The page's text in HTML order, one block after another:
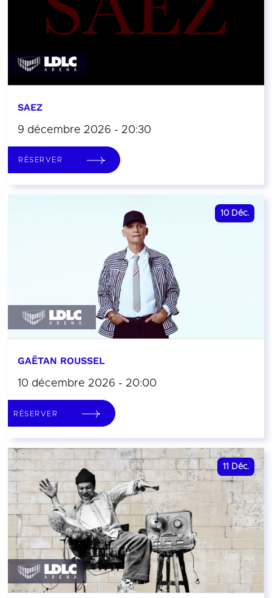
SAEZ
9 décembre 2026 - 20:30
RÉSERVER
10 Déc.
GAËTAN ROUSSEL
10 décembre 2026 - 20:00
RÉSERVER
11 Déc.